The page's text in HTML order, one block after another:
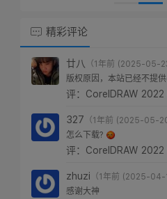
cdr(10)
人工智能(9) Topaz(9)
廿八 （1年前 (2025-05-
版权原因，本站已经不提
327（1年前 (2025-05-